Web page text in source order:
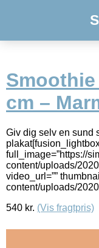
cm –
Giv dig selv en sund
plakat[fusion_lightbox
full_image=”https://
content/uploads/
video_url=””
content/uploads/
540 kr. (Vis fragtpris)